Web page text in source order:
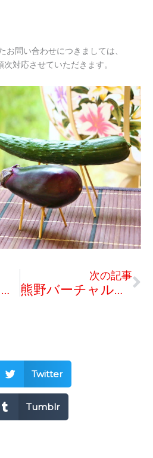
お問い合わせにつきましては、
対応させていただきます。
松月堂ウェブサイトリニューアル
次の記事
熊野バーチャル筆まつりの紹介
Twitter
Tumblr